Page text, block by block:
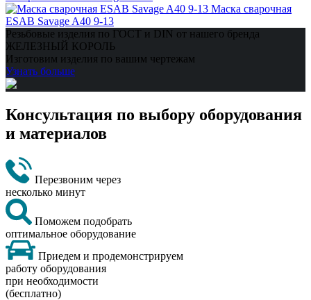
Маска сварочная
ESAB Savage A40 9-13
Резьбовые изделия по ГОСТ и DIN от нашего бренда
ЖЕЛЕЗНЫЙ КОРОЛЬ
Изготовим изделия по вашим чертежам
Узнать больше
Консультация по выбору оборудования
и материалов
Перезвоним через
несколько минут
Поможем подобрать
оптимальное оборудование
Приедем и продемонстрируем
работу оборудования
при необходимости
(бесплатно)